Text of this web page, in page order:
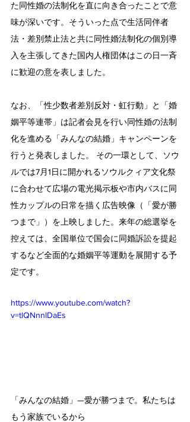
た同性婚の法制化を直に向き合ったことで意
味が深いです。そういった点で生活同伴者
法・差別禁止法と共に同性婚法制化の個別導
入を主張してきた国内人権団体はこの日一斉
に歓迎の意を表しました。
なお、「性少数者差別反対・虹行動」と「婚
姻平等連帯」は記者会見を行い同性婚の法制
化を進める「みんなの結婚」キャンペーンを
行うと発表しました。 その一環として、ソウ
ルでは7月1日に開かれるソウルクィア文化祭
に合わせて広場の電光掲示板や市内バスに同
性カップルの日常を描く広告映像（「愛が勝
つまで」）を上映しました。来年の総選挙を
控えては、全国単位で国会に同婚訴訟を提起
するなど全面的な婚姻平等運動を展開する予
定です。
https://www.youtube.com/watch?
v=tlQNnnlDaEs
「みんなの結婚」—愛が勝つまで。私たちは
もう家族でいるから